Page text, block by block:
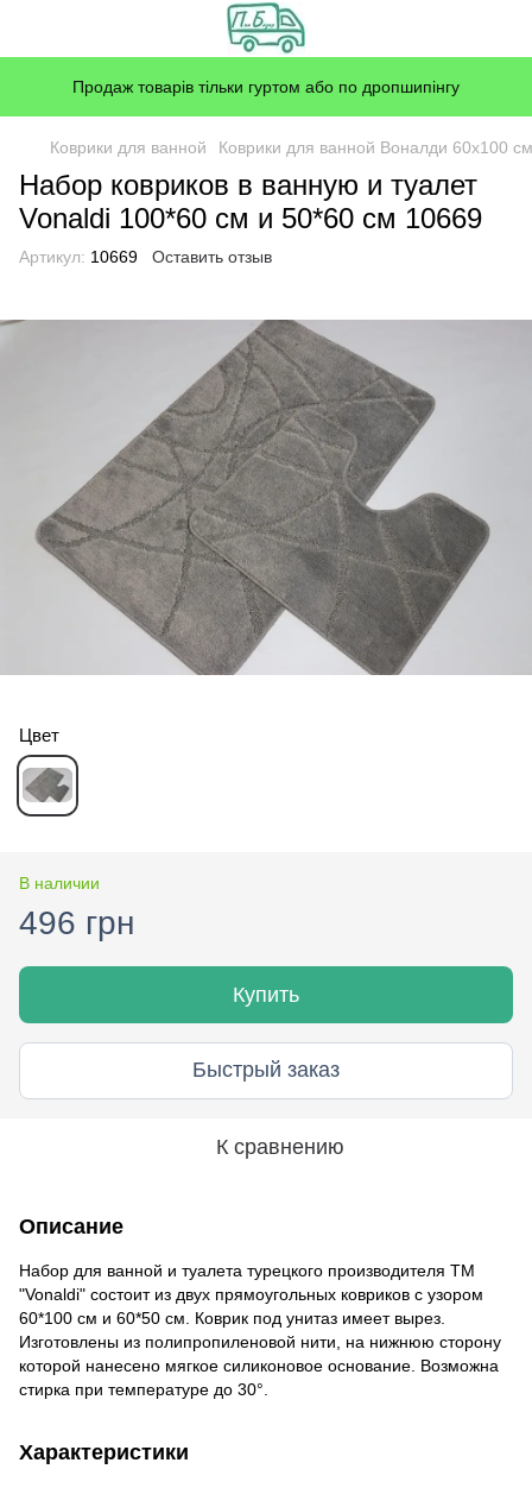
Продаж товарів тільки гуртом або по дропшипінгу
Коврики для ванной Коврики для ванной Воналди 60x100 см
Набор ковриков в ванную и туалет
Vonaldi 100*60 см и 50*60 см 10669
Артикул: 10669 Оставить отзыв
Цвет
В наличии
496 грн
Купить
Быстрый заказ
К сравнению
Описание
Набор для ванной и туалета турецкого производителя ТМ
"Vonaldi" состоит из двух прямоугольных ковриков с узором
60*100 см и 60*50 см. Коврик под унитаз имеет вырез.
Изготовлены из полипропиленовой нити, на нижнюю сторону
которой нанесено мягкое силиконовое основание. Возможна
стирка при температуре до 30°.
Характеристики